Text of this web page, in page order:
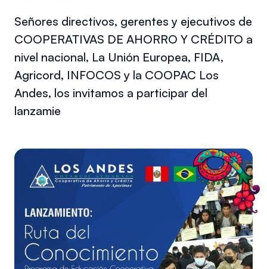
Señores directivos, gerentes y ejecutivos de
COOPERATIVAS DE AHORRO Y CRÉDITO a
nivel nacional, La Unión Europea, FIDA,
Agricord, INFOCOS y la COOPAC Los
Andes, los invitamos a participar del
lanzamie